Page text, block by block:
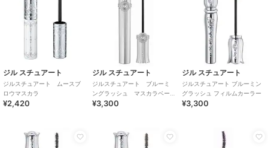
ジル スチュアート
ジルスチュアート ムースブ
ロウマスカラ
¥2,420
ジル スチュアート
ジルスチュアート ブルーミ
ングラッシュ マスカラベー
ス
¥3,300
ジル スチュアート
ジルスチュアート ブルーミン
グラッシュ フィルムカーラー
¥3,300